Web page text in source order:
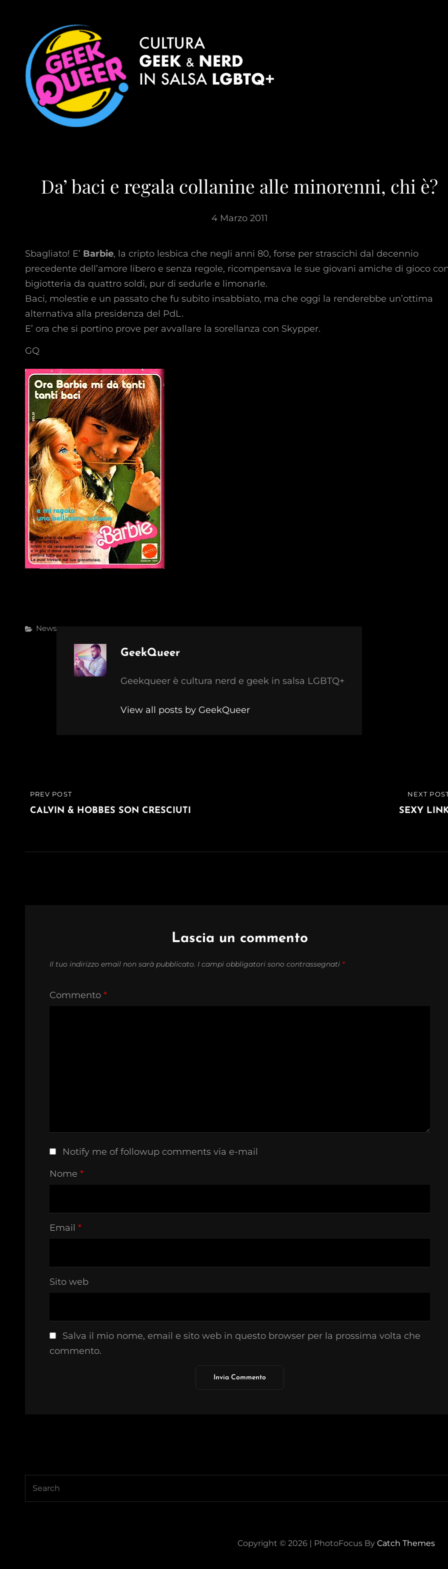
Da’ baci e regala collanine alle minorenni, chi è?
4 Marzo 2011
Sbagliato! E’ Barbie, la cripto lesbica che negli anni 80, forse per strascichi dal decennio
precedente dell’amore libero e senza regole, ricompensava le sue giovani amiche di gioco
bigiotteria da quattro soldi, pur di sedurle e limonarle.
Baci, molestie e un passato che fu subito insabbiato, ma che oggi la renderebbe un’ottima
alternativa alla presidenza del PdL.
E’ ora che si portino prove per avvallare la sorellanza con Skypper.
GQ
Categories
News
Author:
GeekQueer
Geekqueer è cultura nerd e geek in salsa LGBTQ+
View all posts by GeekQueer
Navigazione
articoli
PREVIOUS
POST
PREV POST
CALVIN & HOBBES SON CRESCIUTI
NEXT
SEXY
Lascia un commento
Il tuo indirizzo email non sarà pubblicato. I campi obbligatori sono contrassegnati *
Commento *
Notify me of followup comments via e-mail
Nome *
Email *
Sito web
Salva il mio nome, email e sito web in questo browser per la prossima volta che
commento.
Copyright © 2026 | PhotoFocus By Catch Themes